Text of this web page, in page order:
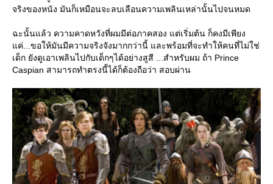
จริงของหนัง มันก็เหมือนจะลบเลือนความเพลินเหล่านั้นไปจนหมด
ฉะนั้นแล้ว ความคาดหวังที่ผมมีต่อภาคสอง แต่เริ่มต้น ก็คงมีเพียง
ค่...ขอให้มันมีความจริงจังมากกว่านี้ และพร้อมที่จะทำให้คนที่ไม่ใช่
เด็ก ยังดูเอาเพลินไปกับเด็กๆได้อย่างสูสี ...สำหรับผม ถ้า Prince
Caspian สามารถทำตรงนี้ได้ก็ต้องถือว่า สอบผ่าน